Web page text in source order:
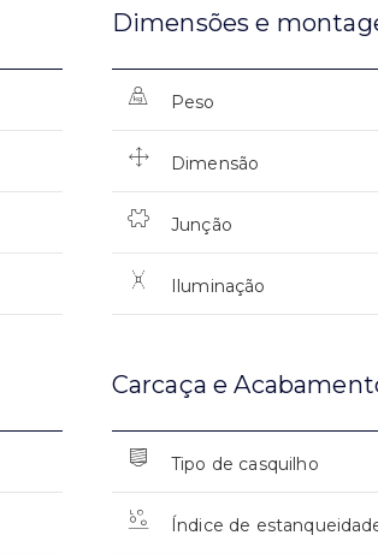
Dimensões e
Peso
Dimensão
Junção
Iluminação
Carcaça e
Tipo de casquilho
Índice de